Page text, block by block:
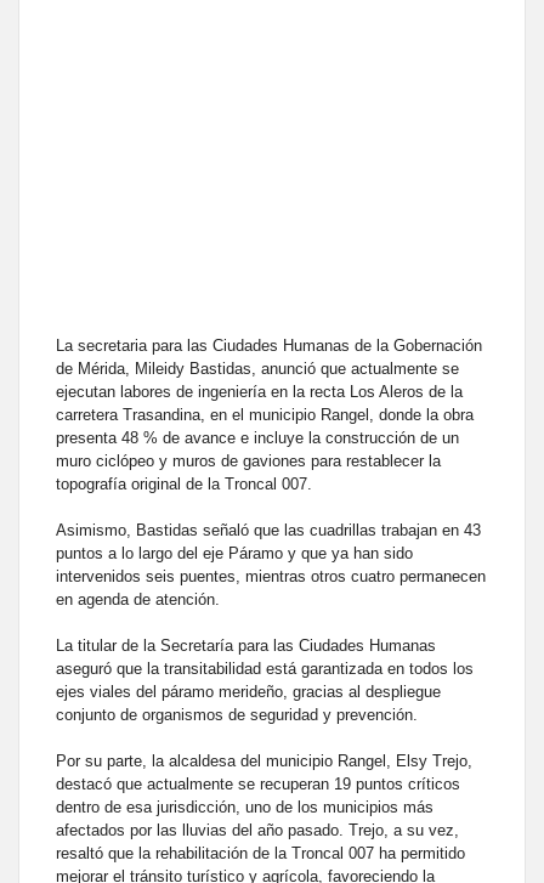
La secretaria para las Ciudades Humanas de la Gobernación
de Mérida, Mileidy Bastidas, anunció que actualmente se
ejecutan labores de ingeniería en la recta Los Aleros de la
carretera Trasandina, en el municipio Rangel, donde la obra
presenta 48 % de avance e incluye la construcción de un
muro ciclópeo y muros de gaviones para restablecer la
topografía original de la Troncal 007.
Asimismo, Bastidas señaló que las cuadrillas trabajan en 43
puntos a lo largo del eje Páramo y que ya han sido
intervenidos seis puentes, mientras otros cuatro permanecen
en agenda de atención.
La titular de la Secretaría para las Ciudades Humanas
aseguró que la transitabilidad está garantizada en todos los
ejes viales del páramo merideño, gracias al despliegue
conjunto de organismos de seguridad y prevención.
Por su parte, la alcaldesa del municipio Rangel, Elsy Trejo,
destacó que actualmente se recuperan 19 puntos críticos
dentro de esa jurisdicción, uno de los municipios más
afectados por las lluvias del año pasado. Trejo, a su vez,
resaltó que la rehabilitación de la Troncal 007 ha permitido
mejorar el tránsito turístico y agrícola, favoreciendo la